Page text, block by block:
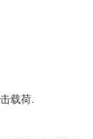
载荷.